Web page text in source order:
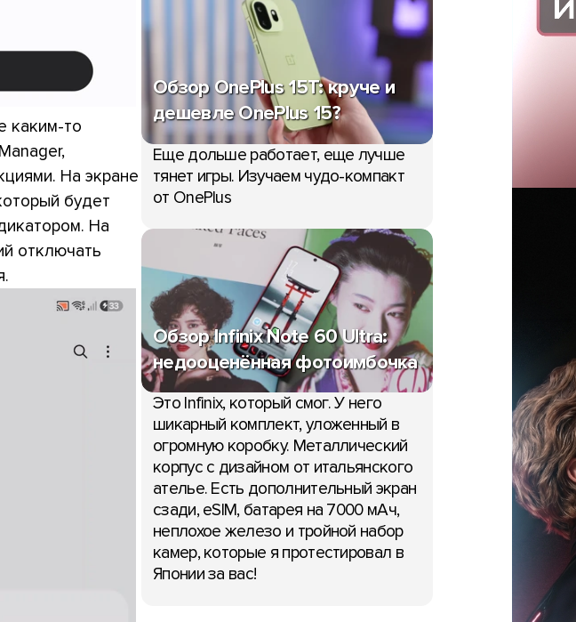
каким-то
На экране
будет
На
отключать
Обзор OnePlus 15T: круче и
дешевле OnePlus 15?
Еще дольше работает, еще лучше
тянет игры. Изучаем чудо-компакт
от OnePlus
Обзор Infinix Note 60 Ultra:
недооценённая фотоимбочка
Это Infinix, который смог. У него
шикарный комплект, уложенный в
огромную коробку. Металлический
корпус с дизайном от итальянского
ателье. Есть дополнительный экран
сзади, eSIM, батарея на 7000 мАч,
неплохое железо и тройной набор
камер, которые я протестировал в
Японии за вас!